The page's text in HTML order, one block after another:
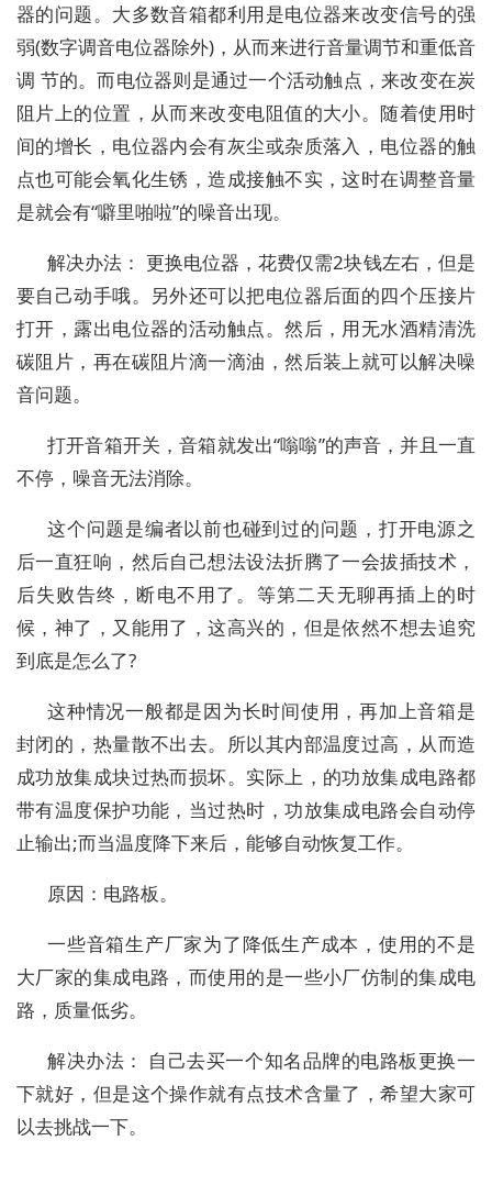
器的问题。大多数音箱都利用是电位器来改变信号的强
弱(数字调音电位器除外)，从而来进行音量调节和重低音
调 节的。而电位器则是通过一个活动触点，来改变在炭
阻片上的位置，从而来改变电阻值的大小。随着使用时
间的增长，电位器内会有灰尘或杂质落入，电位器的触
点也可能会氧化生锈，造成接触不实，这时在调整音量
是就会有“噼里啪啦”的噪音出现。
解决办法： 更换电位器，花费仅需2块钱左右，但是
要自己动手哦。另外还可以把电位器后面的四个压接片
打开，露出电位器的活动触点。然后，用无水酒精清洗
碳阻片，再在碳阻片滴一滴油，然后装上就可以解决噪
音问题。
打开音箱开关，音箱就发出“嗡嗡”的声音，并且一直
不停，噪音无法消除。
这个问题是编者以前也碰到过的问题，打开电源之
后一直狂响，然后自己想法设法折腾了一会拔插技术，
后失败告终，断电不用了。等第二天无聊再插上的时
候，神了，又能用了，这高兴的，但是依然不想去追究
到底是怎么了?
这种情况一般都是因为长时间使用，再加上音箱是
封闭的，热量散不出去。所以其内部温度过高，从而造
成功放集成块过热而损坏。实际上，的功放集成电路都
带有温度保护功能，当过热时，功放集成电路会自动停
止输出;而当温度降下来后，能够自动恢复工作。
原因：电路板。
一些音箱生产厂家为了降低生产成本，使用的不是
大厂家的集成电路，而使用的是一些小厂仿制的集成电
路，质量低劣。
解决办法： 自己去买一个知名品牌的电路板更换一
下就好，但是这个操作就有点技术含量了，希望大家可
以去挑战一下。